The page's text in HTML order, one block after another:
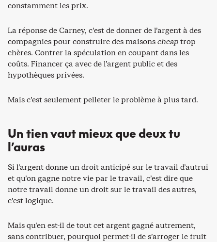
constamment les prix.
La réponse de Carney, c’est de donner de l’argent à des
compagnies pour construire des maisonscheaptrop
chères. Contrer la spéculation en coupant dans les
coûts. Financer ça avec de l’argent public et des
hypothèques privées.
Mais c’est seulement pelleter le problème à plus tard.
Un tien vaut mieux que deux tu
l’auras
Si l’argent donne un droit anticipé sur le travail d’autrui
et qu’on gagne notre vie par le travail, c’est dire que
notre travail donne un droit sur le travail des autres,
c’est logique.
Mais qu’en est-il de tout cet argent gagné autrement,
sans contribuer, pourquoi permet-il de s’arroger le fruit